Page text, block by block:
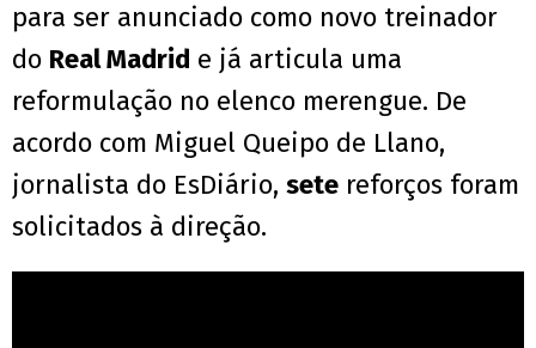
para ser anunciado como novo treinador
do Real Madrid e já articula uma
reformulação no elenco merengue. De
acordo com Miguel Queipo de Llano,
jornalista do EsDiário, sete reforços foram
solicitados à direção.